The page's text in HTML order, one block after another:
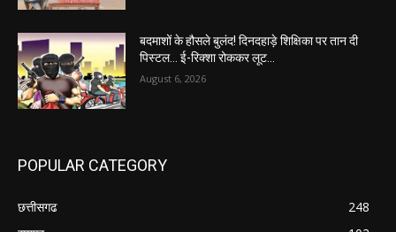
बदमाशों के हौसले बुलंद! दिनदहाड़े शिक्षिका पर तान दी
पिस्टल… ई-रिक्शा रोककर लूट…
August 6, 2026
POPULAR CATEGORY
छत्तीसगढ
248